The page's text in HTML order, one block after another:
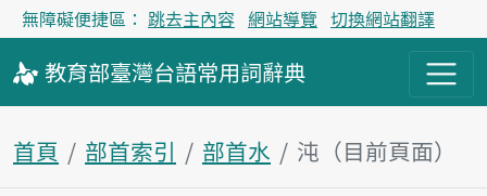
無障礙便捷區： 跳去主內容 網站導覽 切換網站翻譯
教育部臺灣台語常用詞辭典
首頁 部首索引 部首水 沌（目前頁面）